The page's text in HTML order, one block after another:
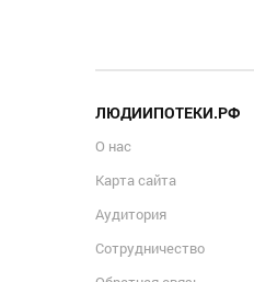
ЛЮДИИПОТЕКИ.РФ
О нас
Карта сайта
Аудитория
Сотрудничество